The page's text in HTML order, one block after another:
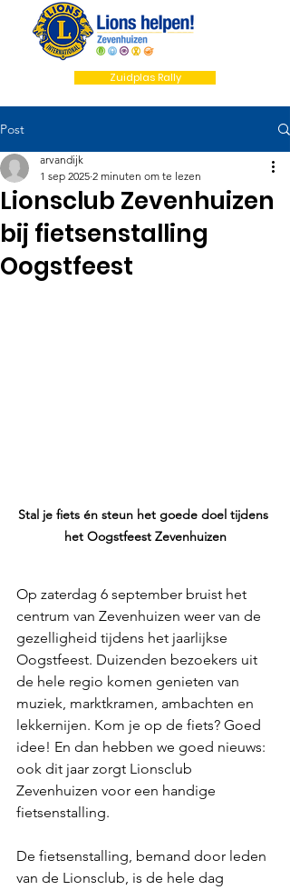
Zuidplas Rally
Post
Lionsclub Zevenhuizen
bij fietsenstalling
Oogstfeest
arvandijk
1 sep 2025 2 minuten om te lezen
Stal je fiets én steun het goede doel tijdens
het Oogstfeest Zevenhuizen
Op zaterdag 6 september bruist het
centrum van Zevenhuizen weer van de
gezelligheid tijdens het jaarlijkse
Oogstfeest. Duizenden bezoekers uit
de hele regio komen genieten van
muziek, marktkramen, ambachten en
lekkernijen. Kom je op de fiets? Goed
idee! En dan hebben we goed nieuws:
ook dit jaar zorgt Lionsclub
Zevenhuizen voor een handige
fietsenstalling.
De fietsenstalling, bemand door leden
van de Lionsclub, is de hele dag